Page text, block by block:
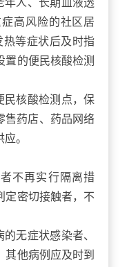
年人、长期血液透
高风险的社区居
热等症状后及时指
置的便民核酸检测
民核酸检测点，保
售药店、药品网络
。
不再实行隔离措
定密切接触者，不
无症状感染者、
其他病例应及时到